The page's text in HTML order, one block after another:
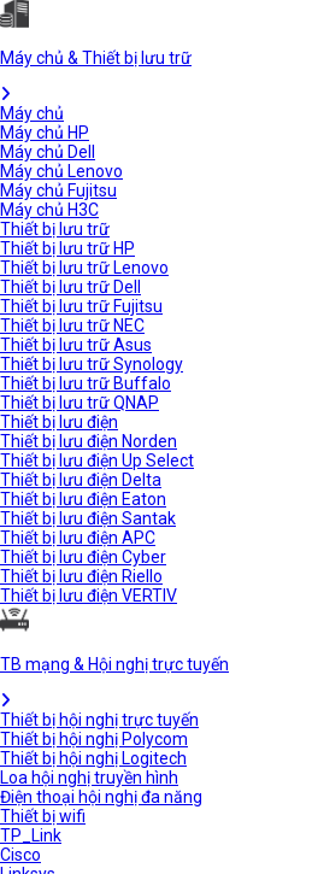
Máy chủ & Thiết bị lưu trữ
Máy chủ
Máy chủ HP
Máy chủ Dell
Máy chủ Lenovo
Máy chủ Fujitsu
Máy chủ H3C
Thiết bị lưu trữ
Thiết bị lưu trữ HP
Thiết bị lưu trữ Lenovo
Thiết bị lưu trữ Dell
Thiết bị lưu trữ Fujitsu
Thiết bị lưu trữ NEC
Thiết bị lưu trữ Asus
Thiết bị lưu trữ Synology
Thiết bị lưu trữ Buffalo
Thiết bị lưu trữ QNAP
Thiết bị lưu điện
Thiết bị lưu điện Norden
Thiết bị lưu điện Up Select
Thiết bị lưu điện Delta
Thiết bị lưu điện Eaton
Thiết bị lưu điện Santak
Thiết bị lưu điện APC
Thiết bị lưu điện Cyber
Thiết bị lưu điện Riello
Thiết bị lưu điện VERTIV
TB mạng & Hội nghị trực tuyến
Thiết bị hội nghị trực tuyến
Thiết bị hội nghị Polycom
Thiết bị hội nghị Logitech
Loa hội nghị truyền hình
Điện thoại hội nghị đa năng
Thiết bị wifi
TP_Link
Cisco